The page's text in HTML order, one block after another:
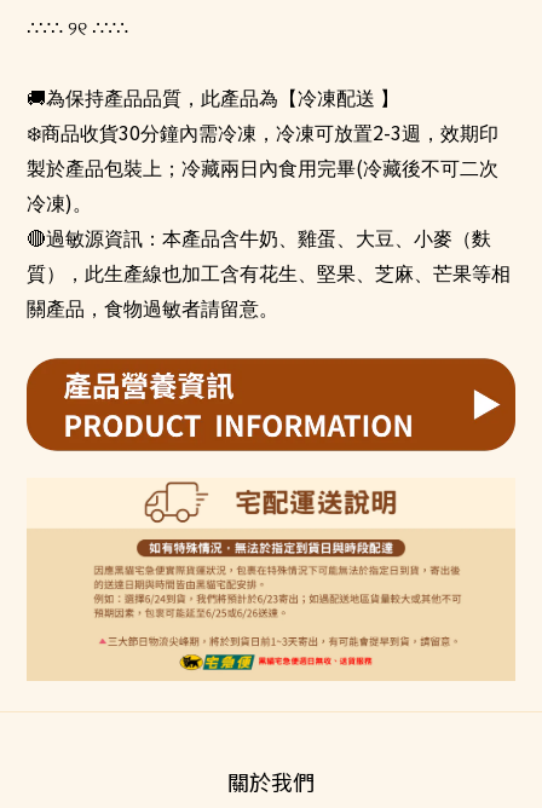
∴∵∴ ୨୧ ∴∵∴
🚚為保持產品品質，此產品為【冷凍配送 】
❄商品收貨30分鐘內需冷凍，冷凍可放置2-3週，效期印
製於產品包裝上；冷藏兩日內食用完畢(冷藏後不可二次
冷凍)。
🔴過敏源資訊：本產品含牛奶、雞蛋、大豆、小麥（麩
質），此生產線也加工含有花生、堅果、芝麻、芒果等相
關產品，食物過敏者請留意。
關於我們